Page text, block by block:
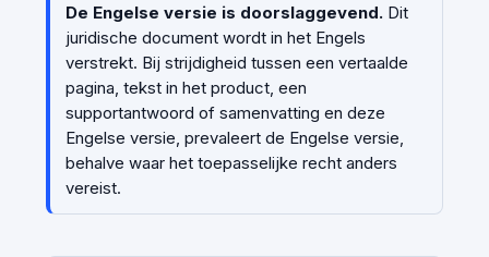
De Engelse versie is doorslaggevend.Dit
juridische document wordt in het Engels
verstrekt. Bij strijdigheid tussen een vertaalde
pagina, tekst in het product, een
supportantwoord of samenvatting en deze
Engelse versie, prevaleert de Engelse versie,
behalve waar het toepasselijke recht anders
vereist.